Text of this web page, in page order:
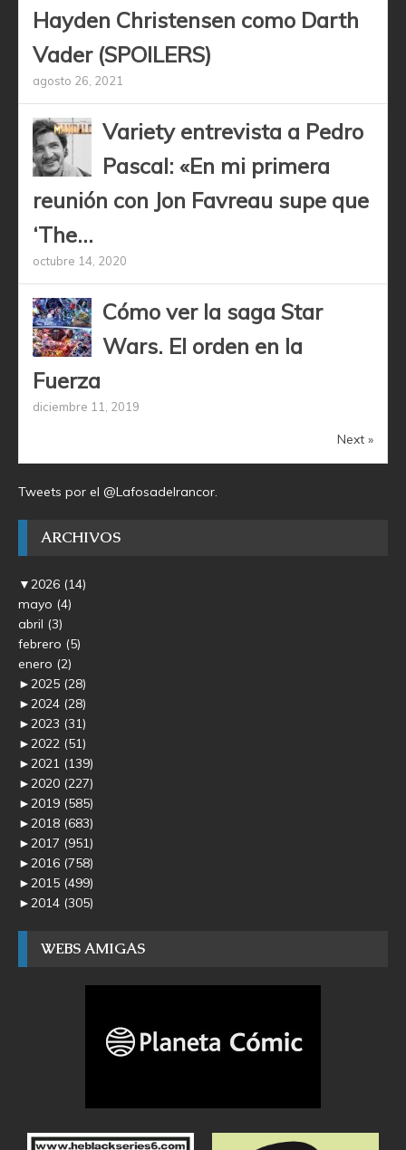
Hayden Christensen como Darth
Vader (SPOILERS)
agosto 26, 2021
Variety entrevista a Pedro
Pascal: «En mi primera
reunión con Jon Favreau supe que
‘The...
octubre 14, 2020
Cómo ver la saga Star
Wars. El orden en la
Fuerza
diciembre 11, 2019
Next »
Tweets por el @Lafosadelrancor.
ARCHIVOS
▼2026 (14)
mayo (4)
abril (3)
febrero (5)
enero (2)
►2025 (28)
►2024 (28)
►2023 (31)
►2022 (51)
►2021 (139)
►2020 (227)
►2019 (585)
►2018 (683)
►2017 (951)
►2016 (758)
►2015 (499)
►2014 (305)
WEBS AMIGAS